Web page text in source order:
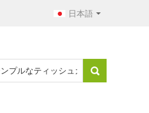
日本語